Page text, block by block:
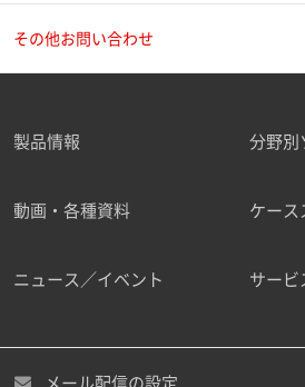
その他お問い合わせ
製品情報 分野別
動画・各種資料 ケース
ニュース／イベント サービ